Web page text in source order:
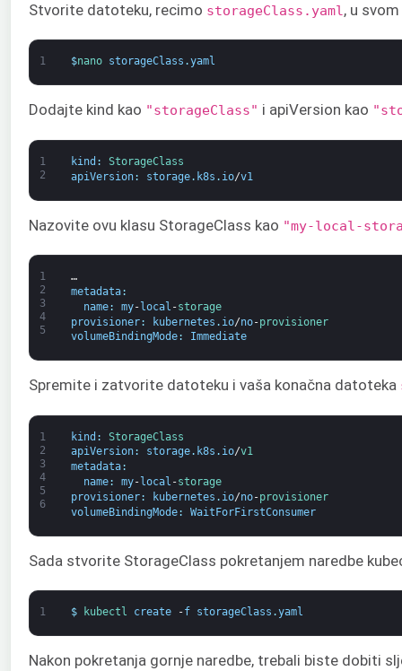
Stvorite datoteku, recimo storageClass.yaml , u
1 $nano storageClass .yaml
Dodajte kind kao "storageClass" i apiVersion kao
1
2
kind :
StorageClass
apiVersion: storage. k8s . io/v1
Nazovite ovu klasu StorageClass kao "my-local-
1
2
3
4
5
…
metadata:
name: my-local -storage
provisioner: kubernetes . io/no-provisioner
volumeBindingMode: Immediate
Spremite i zatvorite datoteku i vaša konačna datoteka
1
2
3
4
5
6
kind :
StorageClass
apiVersion: storage. k8s . io/v1
metadata:
name: my- local -storage
provisioner: kubernetes . io/no-provisioner
volumeBindingMode: WaitForFirstConsumer
Sada stvorite StorageClass pokretanjem naredbe
1 $ kubectl create -f storageClass .yaml
Nakon pokretanja gornje naredbe, trebali biste dobiti